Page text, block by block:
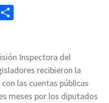
Inspectora del
recibieron la
las cuentas públicas
meses por los diputados